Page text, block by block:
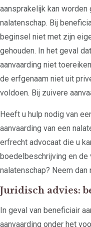
aansprakelijk kan worden
nalatenschap. Bij
beginsel niet met zijn
gehouden. In het geval
aanvaarding niet
de erfgenaam niet uit
voldoen. Bij zuivere
Heeft u hulp nodig van
aanvaarding van een
erfrecht advocaat die u
boedelbeschrijving en
nalatenschap? Neem dan
Juridisch advies:
In geval van beneficiair
aanvaarding onder het